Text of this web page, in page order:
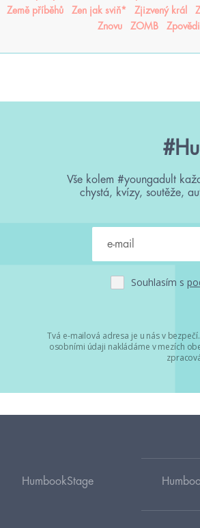
Země příběhů Zen jak sviň* Zjizvený král
Znovu
ZOMB
Vše kolem #youngadult
chystá, kvízy, soutěže,
Souhlasím s
Tvá e-mailová adresa je u nás v
osobními údaji nakládáme v mezích
HumbookStage